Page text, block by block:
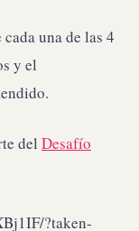
una de las 4
y el
del Desafío
?taken-